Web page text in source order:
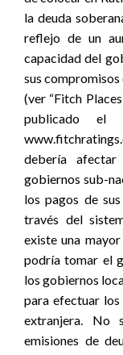
la deuda
reflejo de un
capacidad del
sus
(ver “Fitch
publicado
debería
gobiernos sub-
los pagos de
través del
existe una
podría tomar el
los gobiernos
para efectuar los
extranjera. No
emisiones de